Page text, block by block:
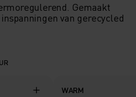
Gemaakt
van gerecycled
WARM